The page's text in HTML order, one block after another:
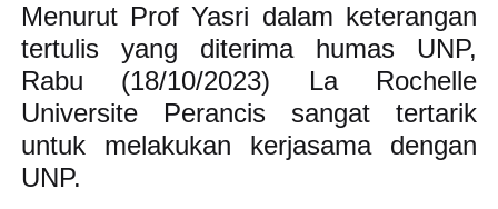
Menurut Prof Yasri dalam keterangan
tertulis yang diterima humas UNP,
Rabu (18/10/2023) La Rochelle
Universite Perancis sangat tertarik
untuk melakukan kerjasama dengan
UNP.